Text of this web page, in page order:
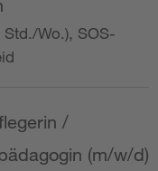
Std./Wo.), SOS-
/
(m/w/d)